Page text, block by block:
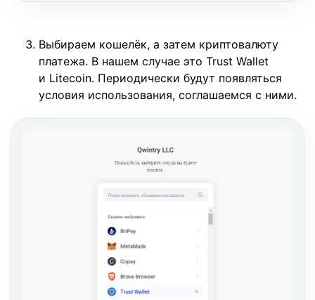
Выбираем кошелёк, а затем криптовалюту
платежа. В нашем случае это Trust Wallet
и Litecoin. Периодически будут появляться
условия использования, соглашаемся с ними.